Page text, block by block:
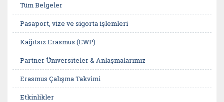
Tüm Belgeler
Pasaport, vize ve sigorta işlemleri
Kağıtsız Erasmus (EWP)
Partner Üniversiteler & Anlaşmalarımız
Erasmus Çalışma Takvimi
Etkinlikler